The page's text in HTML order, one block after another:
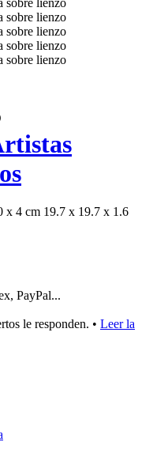
x 4 cm 19.7 x 19.7 x 1.6
PayPal...
le responden. • Leer la